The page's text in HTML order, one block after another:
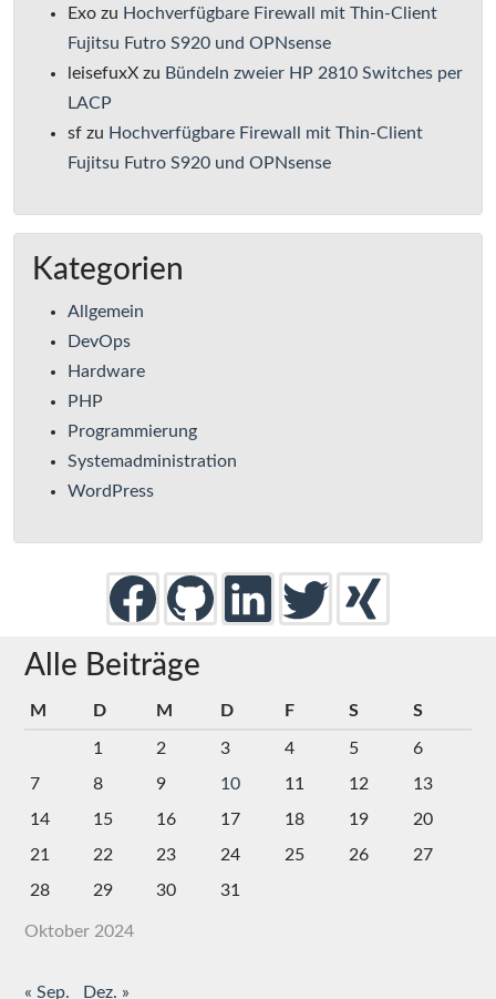
Exo zu Hochverfügbare Firewall mit Thin-Client
Fujitsu Futro S920 und OPNsense
leisefuxX zu Bündeln zweier HP 2810 Switches per
LACP
sf zu Hochverfügbare Firewall mit Thin-Client
Fujitsu Futro S920 und OPNsense
Kategorien
Allgemein
DevOps
Hardware
PHP
Programmierung
Systemadministration
WordPress
Alle Beiträge
Oktober 2024
M D M D F S S
1 2 3 4 5
6
7
8 9 10 11 12
13
14
15 16 17 18 19
20
21
22 23 24 25 26
27
28
29 30 31
« Sep. Dez. »